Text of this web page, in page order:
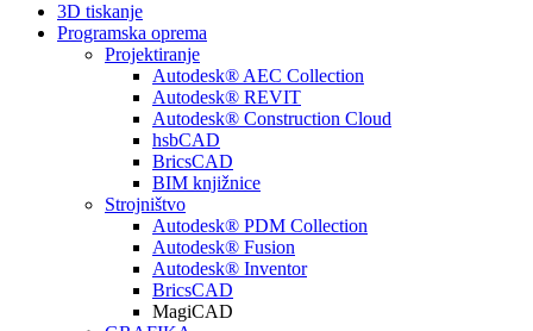
3D tiskanje
Programska oprema
Projektiranje
Autodesk® AEC Collection
Autodesk® REVIT
Autodesk® Construction Cloud
hsbCAD
BricsCAD
BIM knjižnice
Strojništvo
Autodesk® PDM Collection
Autodesk® Fusion
Autodesk® Inventor
BricsCAD
MagiCAD